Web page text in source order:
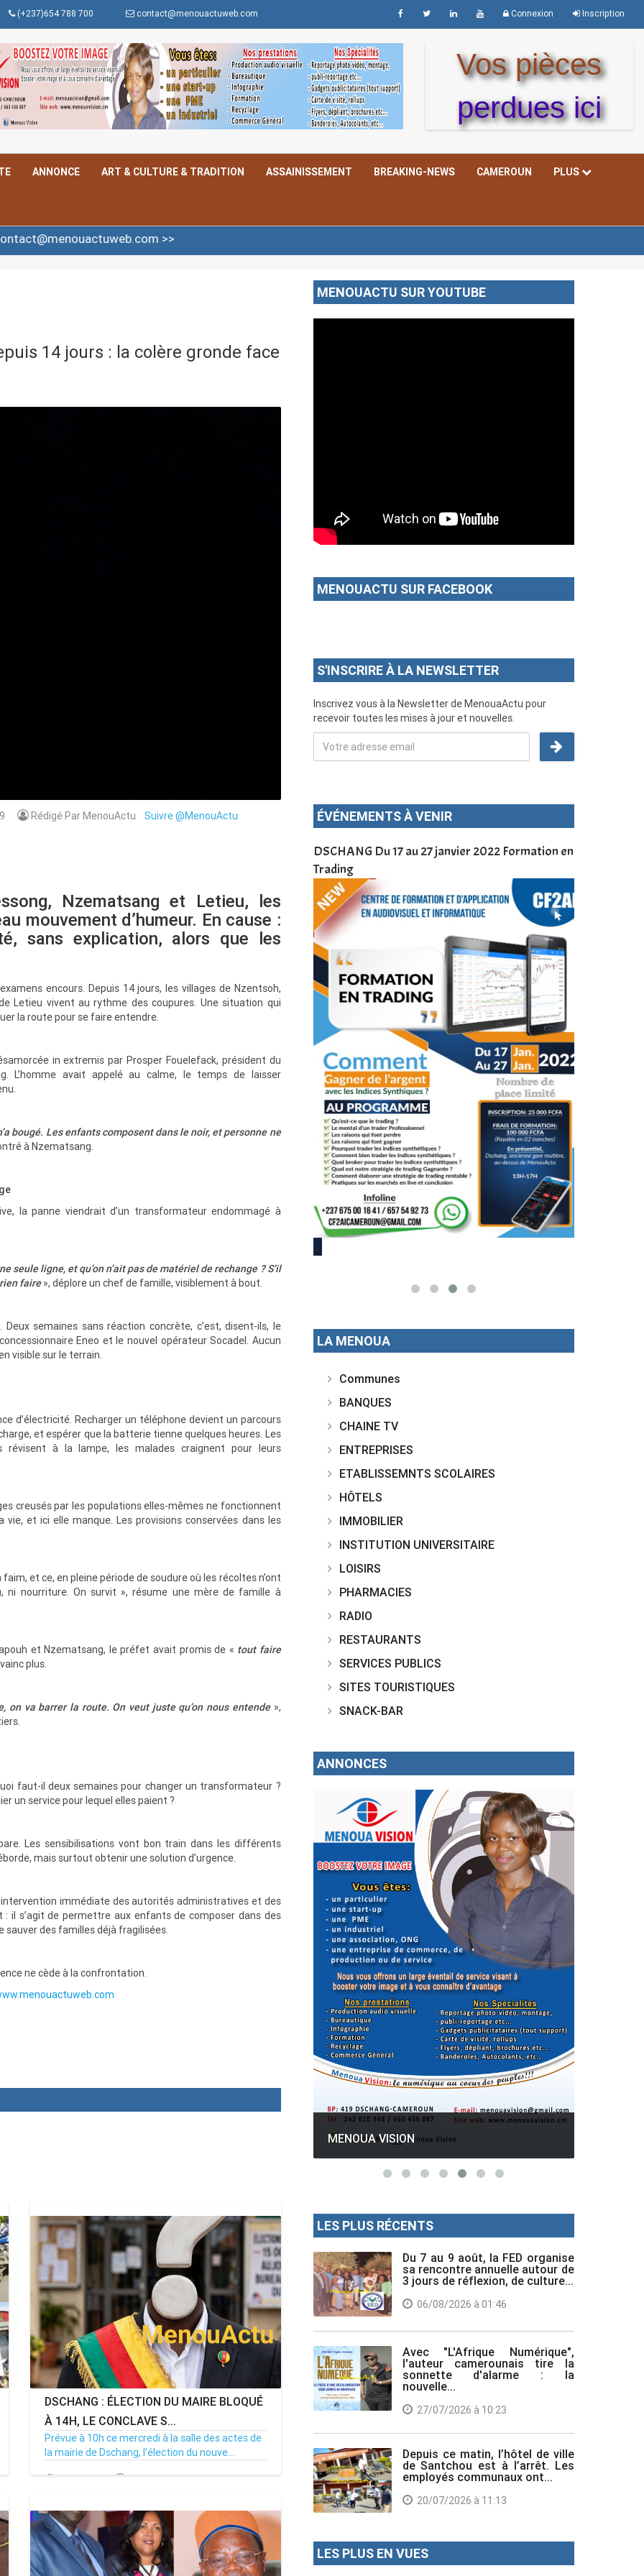
(+237)654 788 700 contact@menouactuweb.com Connexion Inscription
Vos pièces
perdues ici
ANNONCE ART & CULTURE & TRADITION ASSAINISSEMENT BREAKING-NEWS CAMEROUN PLUS
>>
14 jours : la colère gronde face
Rédigé Par MenouActuSuivre @MenouActu
Nzematsang et Letieu, les
mouvement d’humeur. En cause :
sans explication, alors que les
encours. Depuis 14 jours, les villages de Nzentsoh,
Letieu vivent au rythme des coupures. Une situation qui
la route pour se faire entendre.
in extremis par Prosper Fouelefack, président du
L’homme avait appelé au calme, le temps de laisser
bougé. Les enfants composent dans le noir, et personne ne
à Nzematsang.
la panne viendrait d’un transformateur endommagé à
ligne, et qu’on n’ait pas de matériel de rechange ? S’il
faire», déplore un chef de famille, visiblement à bout.
semaines sans réaction concrète, c’est, disent-ils, le
Eneo et le nouvel opérateur Socadel. Aucun
visible sur le terrain.
d’électricité. Recharger un téléphone devient un parcours
et espérer que la batterie tienne quelques heures. Les
à la lampe, les malades craignent pour leurs
creusés par les populations elles-mêmes ne fonctionnent
vie, et ici elle manque. Les provisions conservées dans les
et ce, en pleine période de soudure où les récoltes n’ont
ni nourriture. On survit », résume une mère de famille à
et Nzematsang, le préfet avait promis de « tout faire
plus.
on va barrer la route. On veut juste qu’on nous entende»,
faut-il deux semaines pour changer un transformateur ?
un service pour lequel elles paient ?
Les sensibilisations vont bon train dans les différents
mais surtout obtenir une solution d’urgence.
immédiate des autorités administratives et des
: il s’agit de permettre aux enfants de composer dans des
sauver des familles déjà fragilisées.
ne cède à la confrontation.
DSCHANG : ÉLECTION DU MAIRE BLOQUÉ
À 14H, LE CONCLAVE S...
Prévue à 10h ce mercredi à la salle des actes de
la mairie de Dschang, l’élection du nouve...
15/07/26 Par MenouActu 0
MENOUACTU SUR YOUTUBE
MENOUACTU SUR FACEBOOK
S'INSCRIRE À LA NEWSLETTER
Inscrivez vous à la Newsletter de MenouaActu pour
recevoir toutes les mises à jour et nouvelles.
ÉVÉNEMENTS À VENIR
pour
DSCHANG Du 17 au 27 janvier 2022 Formation en
Trading
Cameroun
LA MENOUA
Communes
BANQUES
CHAINE TV
ENTREPRISES
ETABLISSEMNTS SCOLAIRES
HÔTELS
IMMOBILIER
INSTITUTION UNIVERSITAIRE
LOISIRS
PHARMACIES
RADIO
RESTAURANTS
SERVICES PUBLICS
SITES TOURISTIQUES
SNACK-BAR
ANNONCES
GESPROS formation : La rentrée
académique ce 10 Octobre 2022.
LES PLUS RÉCENTS
Du 7 au 9 août, la FED organise
sa rencontre annuelle autour de
3 jours de réflexion, de culture...
06/08/2026 à 01:46
Avec "L'Afrique Numérique",
l'auteur camerounais tire la
sonnette d'alarme : la
nouvelle...
27/07/2026 à 10:23
Depuis ce matin, l’hôtel de ville
de Santchou est à l’arrêt. Les
employés communaux ont...
20/07/2026 à 11:13
LES PLUS EN VUES